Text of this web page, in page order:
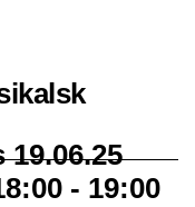
19.06.25
- 19:00